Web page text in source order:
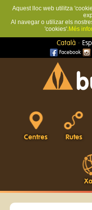
Aquest lloc web utilitza
Al navegar o utilizar els
'cookies'.Més
Català ·
Facebook
Centres Rutes